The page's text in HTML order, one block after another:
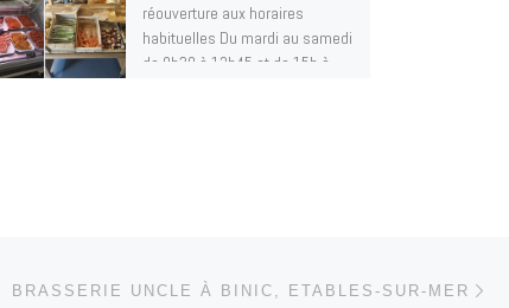
réouverture aux horaires
habituelles Du mardi au samedi
de 9h30 à 12h45 et de 15h à
BRASSERIE UNCLE À BINIC, ETABLES-SUR-MER